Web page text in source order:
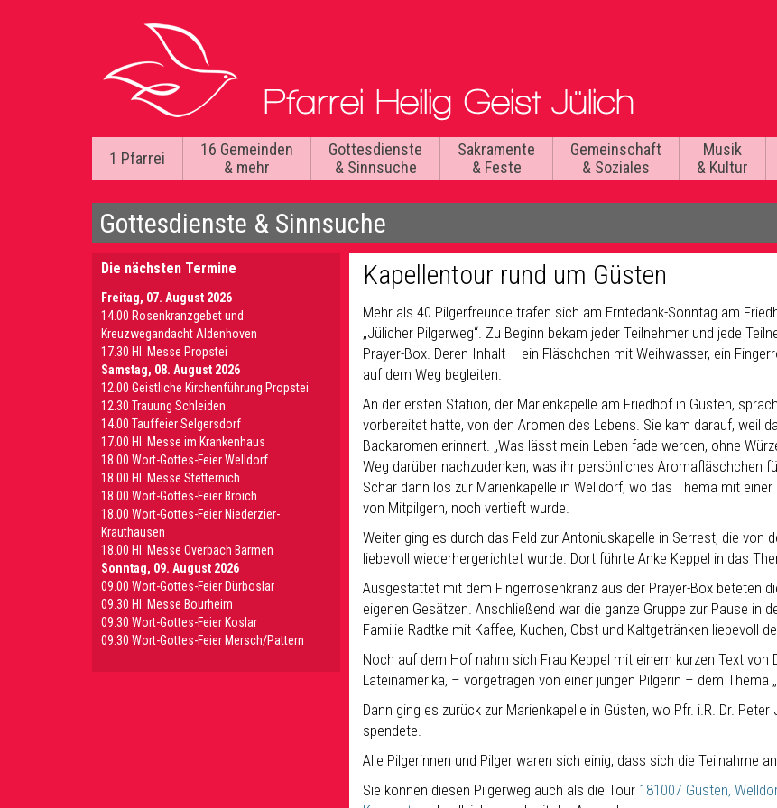
1 Pfarrei
16 Gemeinden
& mehr
Gottesdienste
& Sinnsuche
Sakramente
& Feste
Gemeinschaft
& Soziales
Musik
& Kultur
Gottesdienste & Sinnsuche
Kapellentour rund um Güsten
Mehr als 40 Pilgerfreunde trafen sich am Erntedank-Sonntag am
„Jülicher Pilgerweg“. Zu Beginn bekam jeder Teilnehmer und jede
Prayer-Box. Deren Inhalt – ein Fläschchen mit Weihwasser, ein
auf dem Weg begleiten.
An der ersten Station, der Marienkapelle am Friedhof in Güsten,
vorbereitet hatte, von den Aromen des Lebens. Sie kam darauf, weil
Backaromen erinnert. „Was lässt mein Leben fade werden, ohne
Weg darüber nachzudenken, was ihr persönliches Aromafläschchen
Schar dann los zur Marienkapelle in Welldorf, wo das Thema mit
von Mitpilgern, noch vertieft wurde.
Weiter ging es durch das Feld zur Antoniuskapelle in Serrest, die von
liebevoll wiederhergerichtet wurde. Dort führte Anke Keppel in das
Ausgestattet mit dem Fingerrosenkranz aus der Prayer-Box beteten
eigenen Gesätzen. Anschließend war die ganze Gruppe zur Pause in
Familie Radtke mit Kaffee, Kuchen, Obst und Kaltgetränken liebevoll
Noch auf dem Hof nahm sich Frau Keppel mit einem kurzen Text
Lateinamerika, – vorgetragen von einer jungen Pilgerin – dem Thema
Dann ging es zurück zur Marienkapelle in Güsten, wo Pfr. i.R. Dr.
spendete.
Alle Pilgerinnen und Pilger waren sich einig, dass sich die Teilnahme
Sie können diesen Pilgerweg auch als die Tour 181007 Güsten,
Die nächsten Termine
Freitag, 07. August 2026
14.00 Rosenkranzgebet und
Kreuzwegandacht Aldenhoven
17.30 Hl. Messe Propstei
Samstag, 08. August 2026
12.00 Geistliche Kirchenführung Propstei
12.30 Trauung Schleiden
14.00 Tauffeier Selgersdorf
17.00 Hl. Messe im Krankenhaus
18.00 Wort-Gottes-Feier Welldorf
18.00 Hl. Messe Stetternich
18.00 Wort-Gottes-Feier Broich
18.00 Wort-Gottes-Feier Niederzier-
Krauthausen
18.00 Hl. Messe Overbach Barmen
Sonntag, 09. August 2026
09.00 Wort-Gottes-Feier Dürboslar
09.30 HI. Messe Bourheim
09.30 Wort-Gottes-Feier Koslar
09.30 Wort-Gottes-Feier Mersch/Pattern